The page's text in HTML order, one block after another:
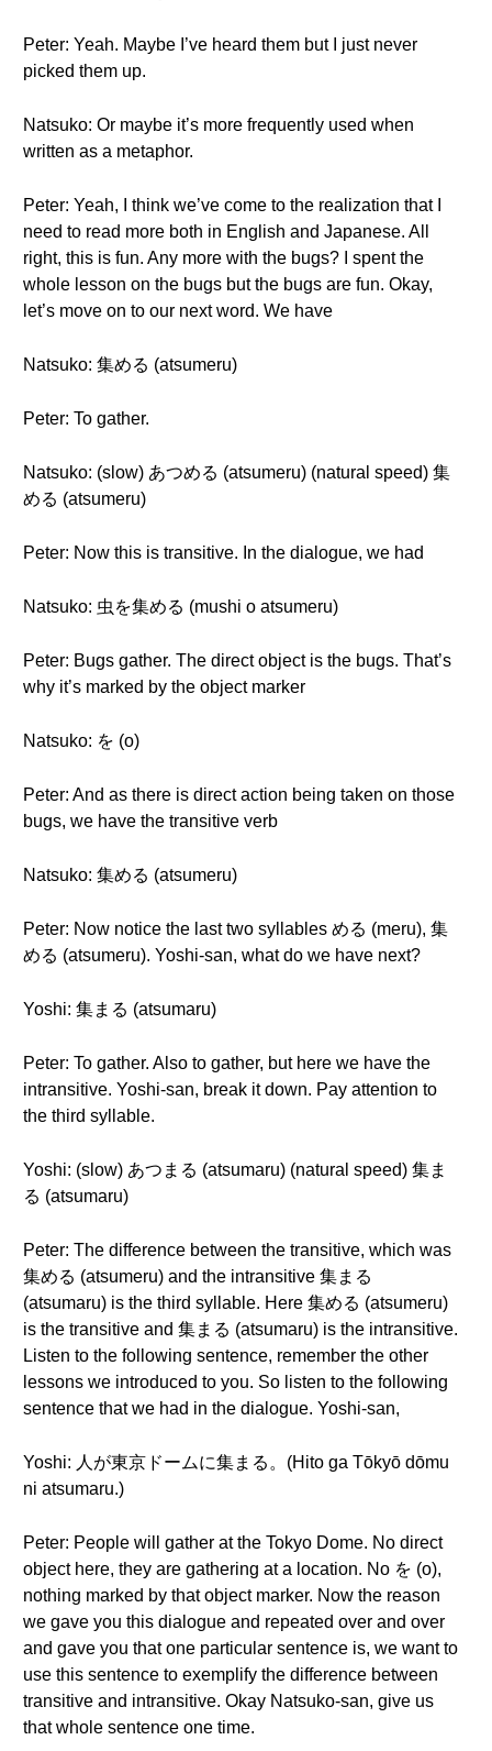
Peter: Yeah. Maybe I’ve heard them but I just never
picked them up.
Natsuko: Or maybe it’s more frequently used when
written as a metaphor.
Peter: Yeah, I think we’ve come to the realization that I
need to read more both in English and Japanese. All
right, this is fun. Any more with the bugs? I spent the
whole lesson on the bugs but the bugs are fun. Okay,
let’s move on to our next word. We have
Natsuko: 集める (atsumeru)
Peter: To gather.
Natsuko: (slow) あつめる (atsumeru) (natural speed) 集
める (atsumeru)
Peter: Now this is transitive. In the dialogue, we had
Natsuko: 虫を集める (mushi o atsumeru)
Peter: Bugs gather. The direct object is the bugs. That’s
why it’s marked by the object marker
Natsuko: を (o)
Peter: And as there is direct action being taken on those
bugs, we have the transitive verb
Natsuko: 集める (atsumeru)
Peter: Now notice the last two syllables める (meru), 集
める (atsumeru). Yoshi-san, what do we have next?
Yoshi: 集まる (atsumaru)
Peter: To gather. Also to gather, but here we have the
intransitive. Yoshi-san, break it down. Pay attention to
the third syllable.
Yoshi: (slow) あつまる (atsumaru) (natural speed) 集ま
る (atsumaru)
Peter: The difference between the transitive, which was
集める (atsumeru) and the intransitive 集まる
(atsumaru) is the third syllable. Here 集める (atsumeru)
is the transitive and 集まる (atsumaru) is the intransitive.
Listen to the following sentence, remember the other
lessons we introduced to you. So listen to the following
sentence that we had in the dialogue. Yoshi-san,
Yoshi: 人が東京ドームに集まる。(Hito ga Tōkyō dōmu
ni atsumaru.)
Peter: People will gather at the Tokyo Dome. No direct
object here, they are gathering at a location. No を (o),
nothing marked by that object marker. Now the reason
we gave you this dialogue and repeated over and over
and gave you that one particular sentence is, we want to
use this sentence to exemplify the difference between
transitive and intransitive. Okay Natsuko-san, give us
that whole sentence one time.